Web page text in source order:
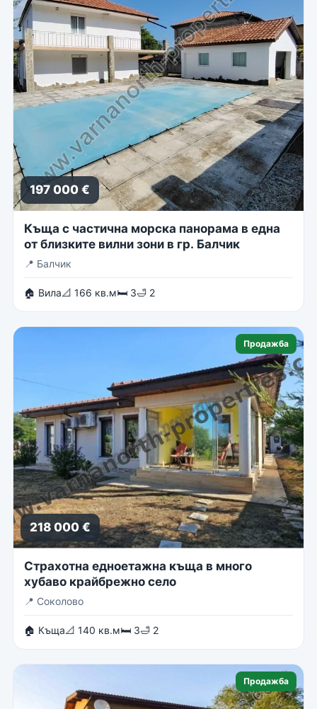
197 000 €
Къща с частична морска панорама в една
от близките вилни зони в гр. Балчик
📍 Балчик
🏠 Вила📐 166 кв.м🛏 3🛁 2
Продажба
218 000 €
Страхотна едноетажна къща в много
хубаво крайбрежно село
📍 Соколово
🏠 Къща📐 140 кв.м🛏 3🛁 2
Продажба